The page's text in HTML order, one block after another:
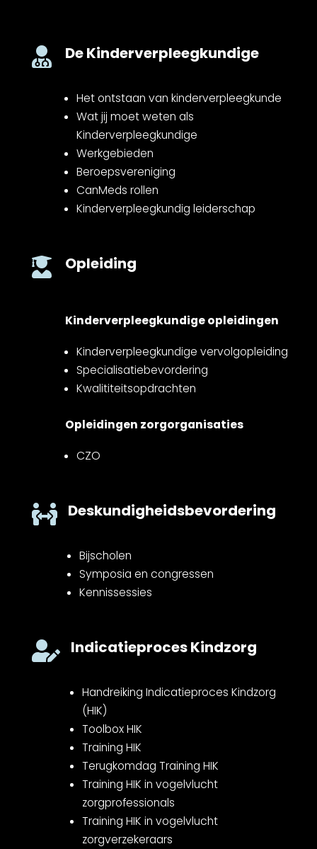
 De Kinderverpleegkundige
Het ontstaan van kinderverpleegkunde
Wat jij moet weten als
Kinderverpleegkundige
Werkgebieden
Beroepsvereniging
CanMeds rollen
Kinderverpleegkundig leiderschap
 Opleiding
Kinderverpleegkundige opleidingen
Kinderverpleegkundige vervolgopleiding
Specialisatiebevordering
Kwalititeitsopdrachten
Opleidingen zorgorganisaties
CZO
 Deskundigheidsbevordering
Bijscholen
Symposia en congressen
Kennissessies
 Indicatieproces Kindzorg
Handreiking Indicatieproces Kindzorg
(HIK)
Toolbox HIK
Training HIK
Terugkomdag Training HIK
Training HIK in vogelvlucht
zorgprofessionals
Training HIK in vogelvlucht
zorgverzekeraars